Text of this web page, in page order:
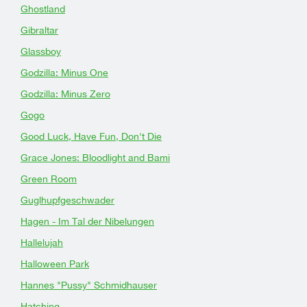
Ghostland
Gibraltar
Glassboy
Godzilla: Minus One
Godzilla: Minus Zero
Gogo
Good Luck, Have Fun, Don't Die
Grace Jones: Bloodlight and Bami
Green Room
Guglhupfgeschwader
Hagen - Im Tal der Nibelungen
Hallelujah
Halloween Park
Hannes "Pussy" Schmidhauser